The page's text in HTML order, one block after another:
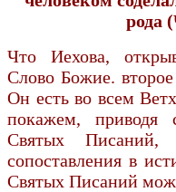
рода
Что Иехова,
Слово Божие.
Он есть во всем
покажем, приводя
Святых Писаний,
сопоставления в
Святых Писаний